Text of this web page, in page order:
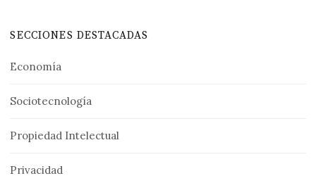
SECCIONES DESTACADAS
Economía
Sociotecnología
Propiedad Intelectual
Privacidad